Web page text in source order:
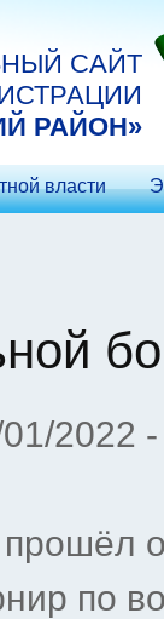
САЙТ
РАЙОН»
власти
2022
прошёл
по